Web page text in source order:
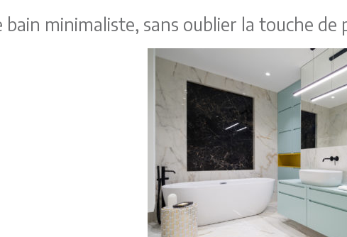
bain minimaliste, sans oublier la touche de